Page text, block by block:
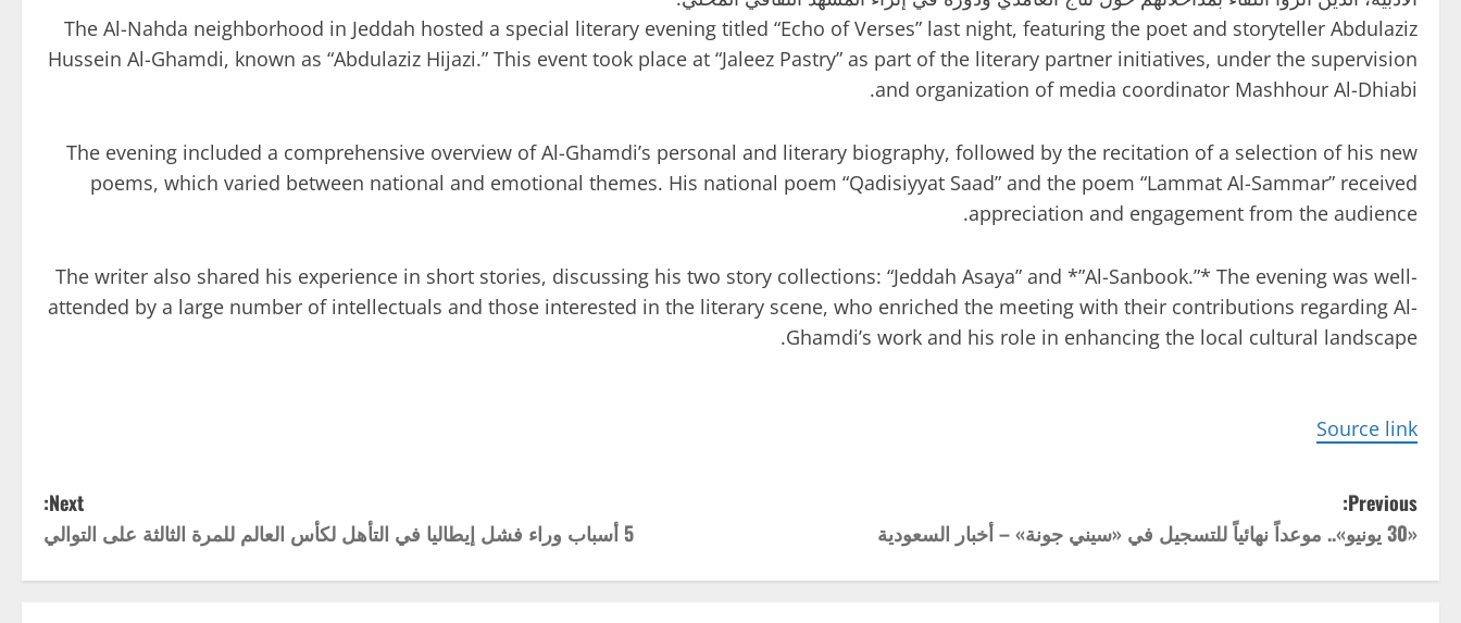
The Al-Nahda neighborhood in Jeddah hosted a special literary evening titled “Echo of Verses” last night, featuring the poet and storyteller Abdulaziz
Hussein Al-Ghamdi, known as “Abdulaziz Hijazi.” This event took place at “Jaleez Pastry” as part of the literary partner initiatives, under the supervision
and organization of media coordinator Mashhour Al-Dhiabi.
The evening included a comprehensive overview of Al-Ghamdi’s personal and literary biography, followed by the recitation of a selection of his new
poems, which varied between national and emotional themes. His national poem “Qadisiyyat Saad” and the poem “Lammat Al-Sammar” received
appreciation and engagement from the audience.
The writer also shared his experience in short stories, discussing his two story collections: “Jeddah Asaya” and *”Al-Sanbook.”* The evening was well-
attended by a large number of intellectuals and those interested in the literary scene, who enriched the meeting with their contributions regarding Al-
Ghamdi’s work and his role in enhancing the local cultural landscape.
Source link
P
o
s
Previous:
«30 يونيو».. موعداً نهائياً للتسجيل في «سيني جونة» – أخبار السعودية
Next:
5 أسباب وراء فشل إيطاليا في التأهل لكأس العالم للمرة الثالثة على التوالي